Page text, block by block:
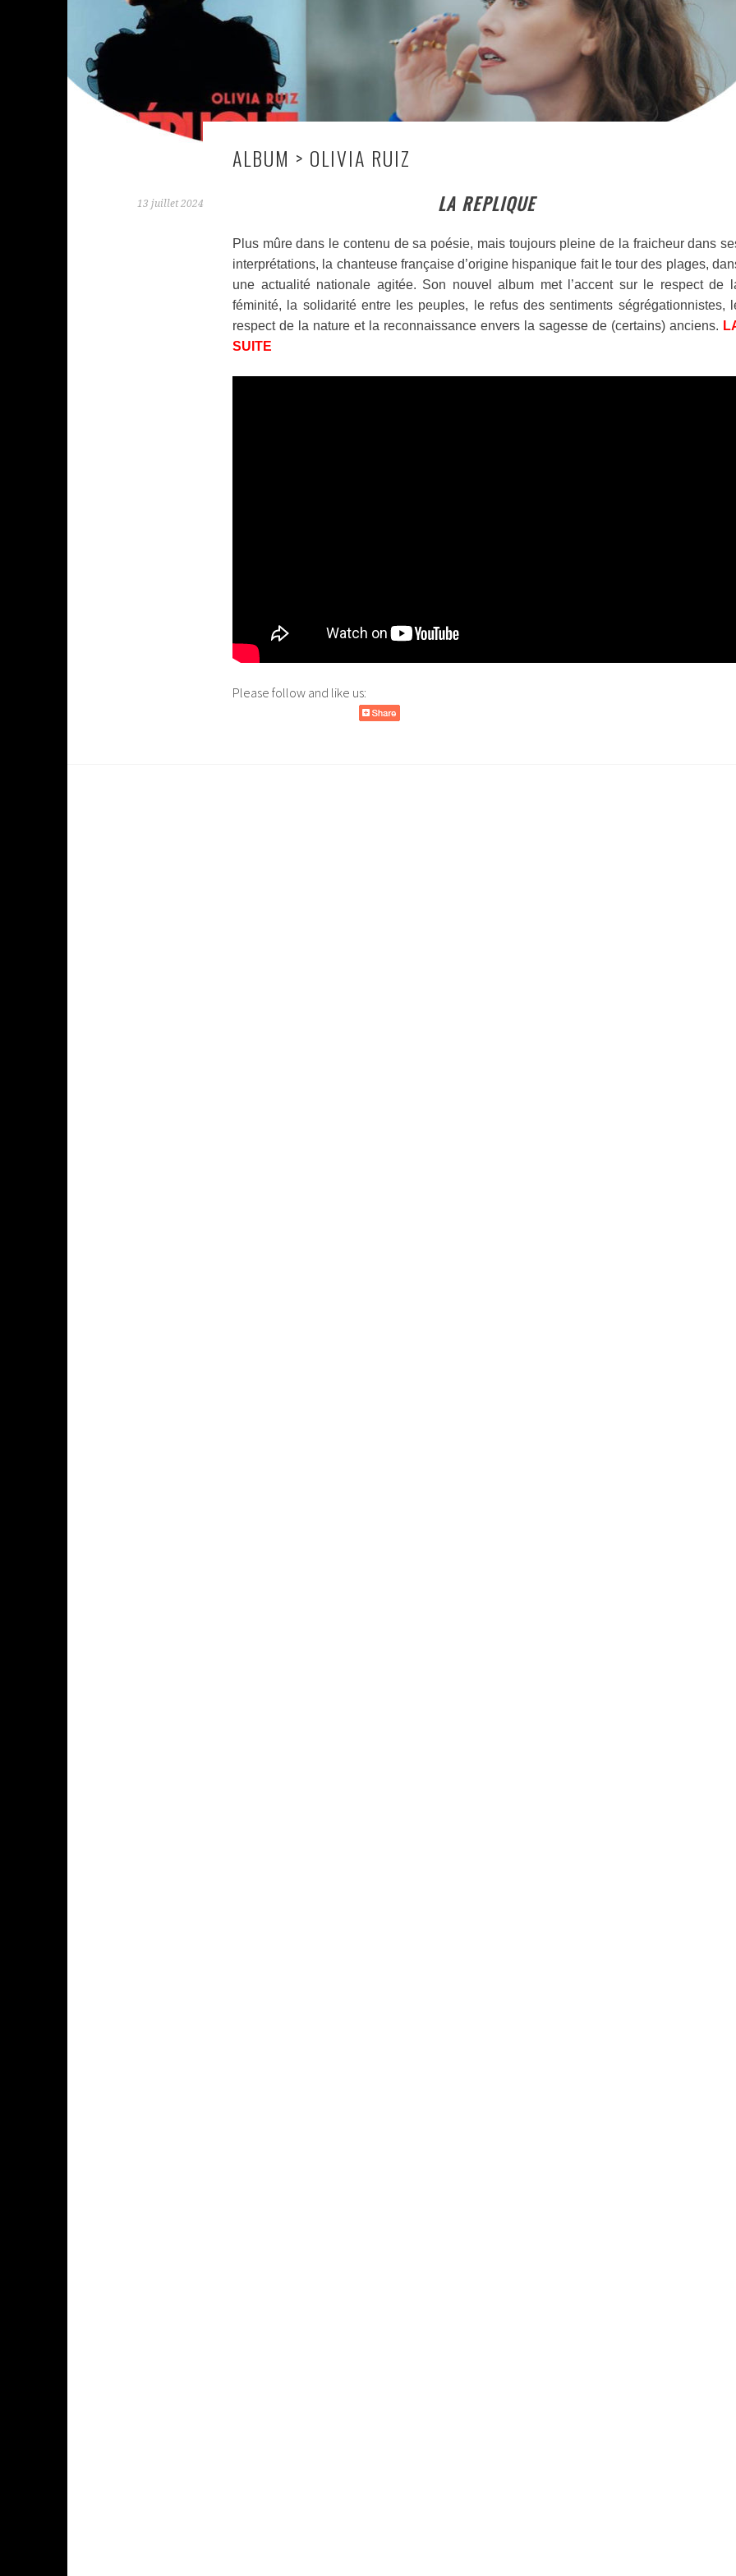
ALBUM > OLIVIA RUIZ
13 juillet 2024 LA REPLIQUE
Plus mûre dans le contenu de sa poésie, mais toujours pleine de la fraicheur dans
interprétations, la chanteuse française d’origine hispanique fait le tour des plages,
une actualité nationale agitée. Son nouvel album met l’accent sur le respect de
féminité, la solidarité entre les peuples, le refus des sentiments ségrégationnistes,
respect de la nature et la reconnaissance envers la sagesse de (certains) anciens.
SUITE
Please follow and like us: